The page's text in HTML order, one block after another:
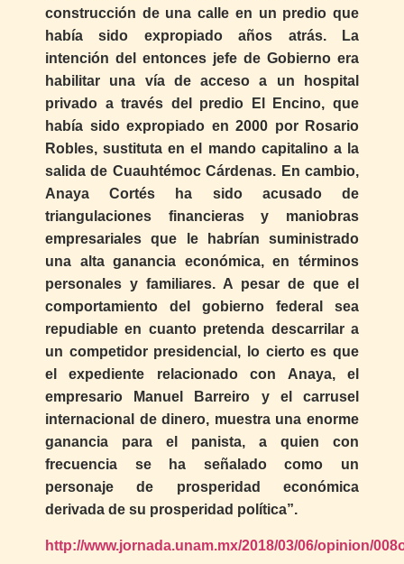
construcción de una calle en un predio que
había sido expropiado años atrás. La
intención del entonces jefe de Gobierno era
habilitar una vía de acceso a un hospital
privado a través del predio El Encino, que
había sido expropiado en 2000 por Rosario
Robles, sustituta en el mando capitalino a la
salida de Cuauhtémoc Cárdenas. En cambio,
Anaya Cortés ha sido acusado de
triangulaciones financieras y maniobras
empresariales que le habrían suministrado
una alta ganancia económica, en términos
personales y familiares. A pesar de que el
comportamiento del gobierno federal sea
repudiable en cuanto pretenda descarrilar a
un competidor presidencial, lo cierto es que
el expediente relacionado con Anaya, el
empresario Manuel Barreiro y el carrusel
internacional de dinero, muestra una enorme
ganancia para el panista, a quien con
frecuencia se ha señalado como un
personaje de prosperidad económica
derivada de su prosperidad política”.
http://www.jornada.unam.mx/2018/03/06/opinion/